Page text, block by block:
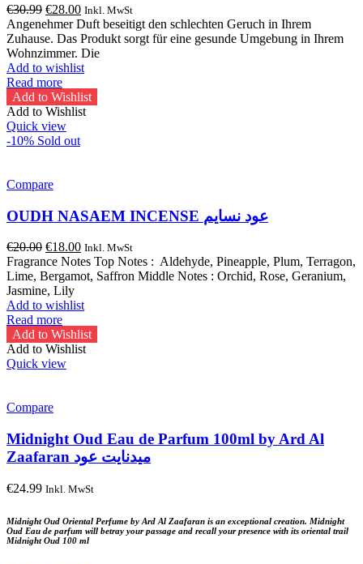
€30.99 Original
price
was:
€30.99.
€28.00Current
price
is:
€28.00.
Inkl. MwSt
Angenehmer Duft beseitigt den schlechten Geruch in Ihrem
Zuhause. Das Produkt sorgt für eine gesunde Umgebung in Ihrem
Wohnzimmer. Die
Add to wishlist
Read more
Add to Wishlist
Add to Wishlist
Quick view
-10% Sold out
Compare
OUDH NASAEM INCENSE عود نسايم
€20.00 Original
price
was:
€20.00.
€18.00Current
price
is:
Inkl. MwSt
Fragrance Notes Top Notes : Aldehyde, Pineapple, Plum, Terragon,
Lime, Bergamot, Saffron Middle Notes : Orchid, Rose, Geranium,
Jasmine, Lily
Add to wishlist
Read more
Add to Wishlist
Add to Wishlist
Quick view
Compare
Midnight Oud Eau de Parfum 100ml by Ard Al
Zaafaran ميدنايت عود
€24.99 Inkl. MwSt
Midnight Oud Oriental Perfume by Ard Al Zaafaran is an exceptional creation. Midnight
Oud Eau de parfum will betray your passage and recall your presence with its oriental trail
Midnight Oud 100 ml